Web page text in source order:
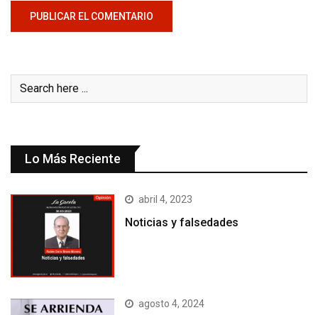
Lo Más Reciente
abril 4, 2023
Noticias y falsedades
agosto 4, 2024